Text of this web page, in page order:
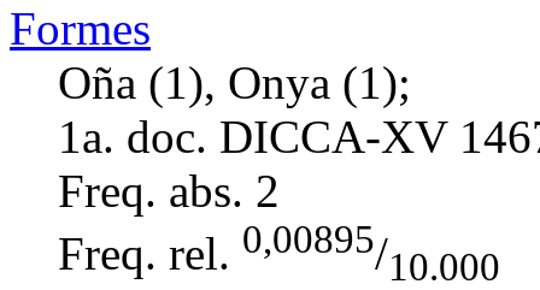
Formes
Oña (1), Onya (1);
1a. doc. DICCA-XV
Freq. abs. 2
Freq. rel. 0,00895/10.000